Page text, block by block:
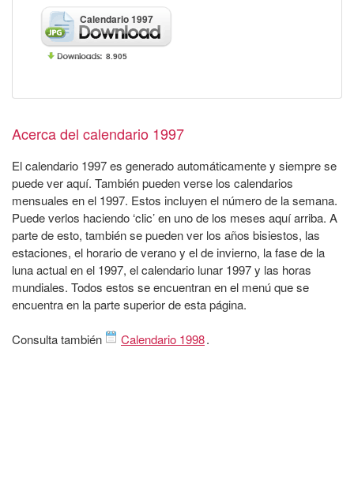
Calendario 1997
8.905
Acerca del calendario 1997
El calendario 1997 es generado automáticamente y siempre se
puede ver aquí. También pueden verse los calendarios
mensuales en el 1997. Estos incluyen el número de la semana.
Puede verlos haciendo ‘clic’ en uno de los meses aquí arriba. A
parte de esto, también se pueden ver los años bisiestos, las
estaciones, el horario de verano y el de invierno, la fase de la
luna actual en el 1997, el calendario lunar 1997 y las horas
mundiales. Todos estos se encuentran en el menú que se
encuentra en la parte superior de esta página.
Consulta también Calendario 1998.